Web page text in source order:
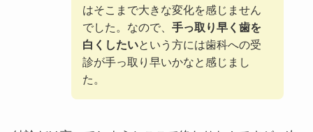
はそこまで大きな変化を感じません
でした。なので、手っ取り早く歯を
白くしたいという方には歯科への受
診が手っ取り早いかなと感じまし
た。